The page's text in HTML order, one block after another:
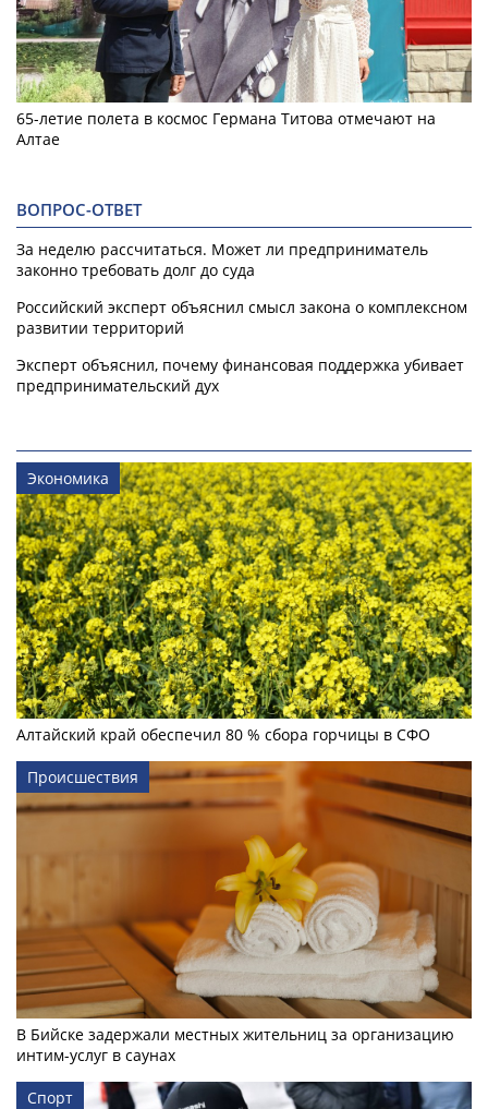
65-летие полета в космос Германа Титова отмечают на
Алтае
ВОПРОС-ОТВЕТ
За неделю рассчитаться. Может ли предприниматель
законно требовать долг до суда
Российский эксперт объяснил смысл закона о комплексном
развитии территорий
Эксперт объяснил, почему финансовая поддержка убивает
предпринимательский дух
Экономика
Алтайский край обеспечил 80 % сбора горчицы в СФО
Происшествия
В Бийске задержали местных жительниц за организацию
интим-услуг в саунах
Спорт